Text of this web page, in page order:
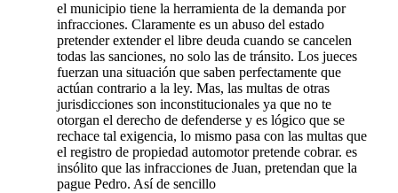
el municipio tiene la herramienta de la demanda por
infracciones. Claramente es un abuso del estado
pretender extender el libre deuda cuando se cancelen
todas las sanciones, no solo las de tránsito. Los jueces
fuerzan una situación que saben perfectamente que
actúan contrario a la ley. Mas, las multas de otras
jurisdicciones son inconstitucionales ya que no te
otorgan el derecho de defenderse y es lógico que se
rechace tal exigencia, lo mismo pasa con las multas que
el registro de propiedad automotor pretende cobrar. es
insólito que las infracciones de Juan, pretendan que la
pague Pedro. Así de sencillo